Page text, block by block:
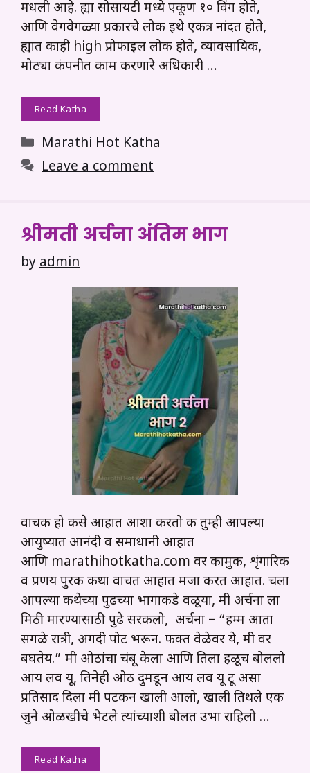
मधली आहे. ह्या सोसायटी मध्ये एकूण १० विंग होते,
आणि वेगवेगळ्या प्रकारचे लोक इथे एकत्र नांदत होते,
ह्यात काही high प्रोफाइल लोक होते, व्यावसायिक,
मोठ्या कंपनीत काम करणारे अधिकारी …
Read Katha
Categories
Marathi Hot Katha
Leave a comment
श्रीमती अर्चना अंतिम भाग
by admin
वाचक हो कसे आहात आशा करतो की तुम्ही आपल्या
आयुष्यात आनंदी व समाधानी आहात
आणि marathihotkatha.com वर कामुक, शृंगारिक
व प्रणय पुरक कथा वाचत आहात मजा करत आहात. चला
आपल्या कथेच्या पुढच्या भागाकडे वळूया, मी अर्चना ला
मिठी मारण्यासाठी पुढे सरकलो, अर्चना – “हम्म आता
सगळे रात्री, अगदी पोट भरून. फक्त वेळेवर ये, मी वर
बघतेय.” मी ओठांचा चंबू केला आणि तिला हळूच बोललो
आय लव यू, तिनेही ओठ दुमडून आय लव यू टू असा
प्रतिसाद दिला मी पटकन खाली आलो, खाली तिथले एक
जुने ओळखीचे भेटले त्यांच्याशी बोलत उभा राहिलो …
Read Katha